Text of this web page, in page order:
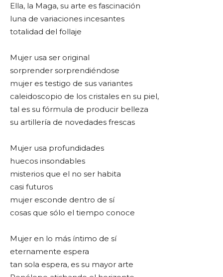
Ella, la Maga, su arte es fascinación
luna de variaciones incesantes
totalidad del follaje
Mujer usa ser original
sorprender sorprendiéndose
mujer es testigo de sus variantes
caleidoscopio de los cristales en su piel,
tal es su fórmula de producir belleza
su artillería de novedades frescas
Mujer usa profundidades
huecos insondables
misterios que el no ser habita
casi futuros
mujer esconde dentro de sí
cosas que sólo el tiempo conoce
Mujer en lo más íntimo de sí
eternamente espera
tan sola espera, es su mayor arte